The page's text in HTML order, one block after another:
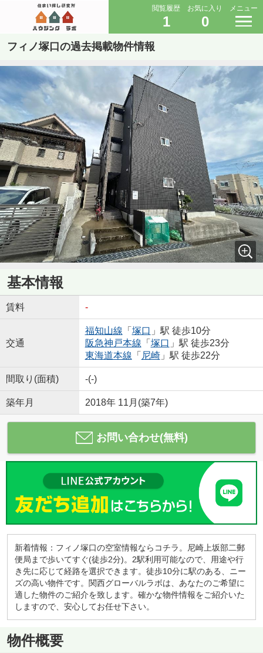
閲覧履歴
1
お気に入り
0
メニュー
フィノ塚口の過去掲載物件情報
基本情報
賃料 -
交通
福知山線 「 塚口 」駅 徒歩10分
阪急神戸本線 「 塚口 」駅 徒歩23分
東海道本線 「 尼崎」駅 徒歩22分
間取り(面積) -(-)
築年月 2018年 11月(築7年)
お問い合わせ(無料)
新着情報：フィノ塚口の空室情報ならコチラ。尼崎上坂部二郵
便局まで歩いてすぐ(徒歩2分)。2駅利用可能なので、用途や行
き先に応じて経路を選択できます。徒歩10分に駅のある、ニー
ズの高い物件です。関西グローバルラボは、あなたのご希望に
適した物件のご紹介を致します。確かな物件情報をご紹介いた
しますので、安心してお任せ下さい。
物件概要